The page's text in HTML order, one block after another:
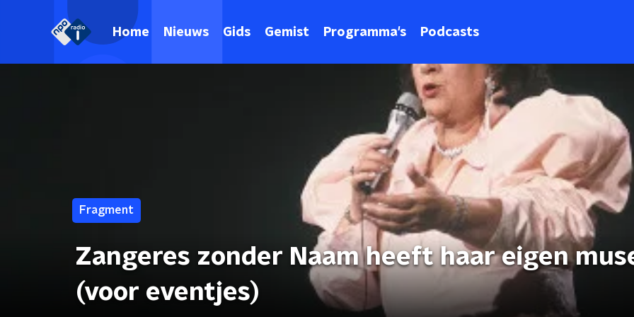
Home Nieuws Gids Gemist Programma's Podcasts
Fragment
Zangeres zonder Naam heeft haar eigen
(voor eventjes)